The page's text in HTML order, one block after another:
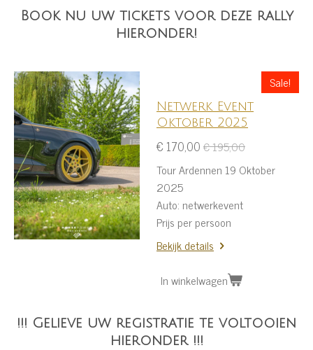
Book nu uw tickets voor deze rally
hieronder!
Sale!
Netwerk Event
Oktober 2025
€ 170,00€ 195,00
Tour Ardennen 19 Oktober
2025
Auto: netwerkevent
Prijs per persoon
Bekijk details
In winkelwagen
!!! Gelieve uw registratie te voltooien
hieronder !!!